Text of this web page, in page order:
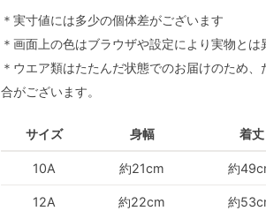
＊実寸値には多少の個体差がございます
＊画面上の色はブラウザや設定により実物とは
＊ウエア類はたたんだ状態でのお届けのため
合がございます。
サイズ 身幅 着丈
10A 約21cm 約
12A 約22cm 約